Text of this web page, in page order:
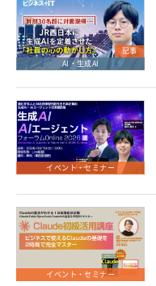
記事
AI・生成AI
イベント・セミナー
イベント・セミナー